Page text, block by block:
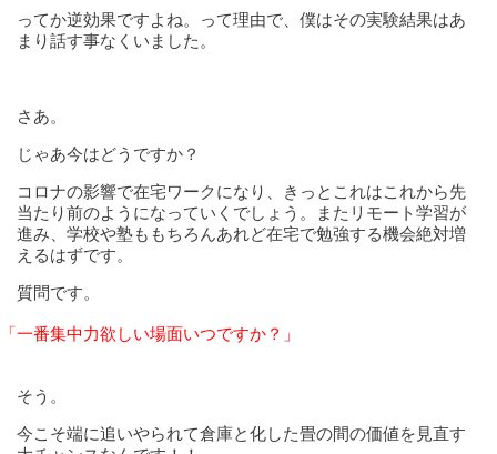
ってか逆効果ですよね。って理由で、僕はその実験結果はあ
まり話す事なくいました。
さあ。
じゃあ今はどうですか？
コロナの影響で在宅ワークになり、きっとこれはこれから先
当たり前のようになっていくでしょう。またリモート学習が
進み、学校や塾ももちろんあれど在宅で勉強する機会絶対増
えるはずです。
質問です。
「一番集中力欲しい場面いつですか？」
そう。
今こそ端に追いやられて倉庫と化した畳の間の価値を見直す